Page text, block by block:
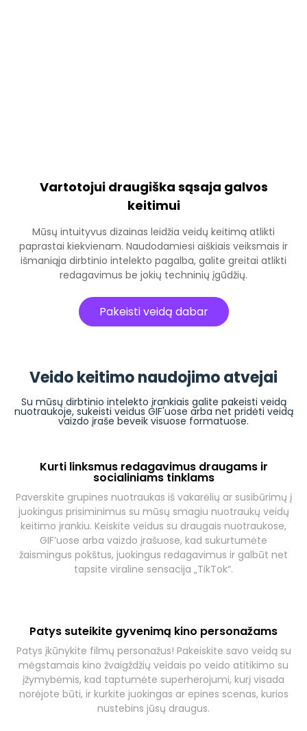
Vartotojui draugiška sąsaja galvos
keitimui
Mūsų intuityvus dizainas leidžia veidų keitimą atlikti
paprastai kiekvienam. Naudodamiesi aiškiais veiksmais ir
išmaniąja dirbtinio intelekto pagalba, galite greitai atlikti
redagavimus be jokių techninių įgūdžių.
Pakeisti veidą dabar
Veido keitimo naudojimo atvejai
Su mūsų dirbtinio intelekto įrankiais galite pakeisti veidą
nuotraukoje, sukeisti veidus GIF'uose arba net pridėti veidą
vaizdo įraše beveik visuose formatuose.
Kurti linksmus redagavimus draugams ir
socialiniams tinklams
Paverskite grupines nuotraukas iš vakarėlių ar susibūrimų į
juokingus prisiminimus su mūsų smagiu nuotraukų veidų
keitimo įrankiu. Keiskite veidus su draugais nuotraukose,
GIF’uose arba vaizdo įrašuose, kad sukurtumėte
žaismingus pokštus, juokingus redagavimus ir galbūt net
tapsite viraline sensacija „TikTok“.
Patys suteikite gyvenimą kino personažams
Patys įkūnykite filmų personažus! Pakeiskite savo veidą su
mėgstamais kino žvaigždžių veidais po veido atitikimo su
įžymybėmis, kad taptumėte superherojumi, kurį visada
norėjote būti, ir kurkite juokingas ar epines scenas, kurios
nustebins jūsų draugus.